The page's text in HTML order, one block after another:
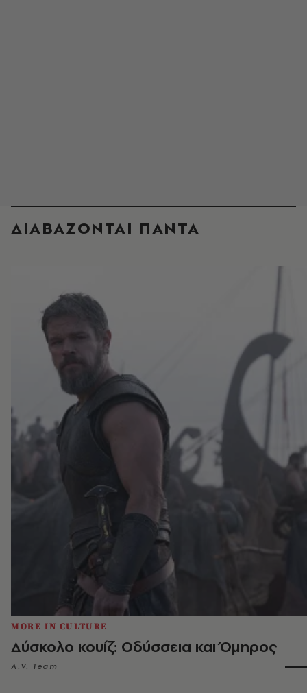
ΔΙΑΒΑΖΟΝΤΑΙ ΠΑΝΤΑ
MORE IN CULTURE
Δύσκολο κουίζ: Οδύσσεια και Όμηρος
A.V. Team